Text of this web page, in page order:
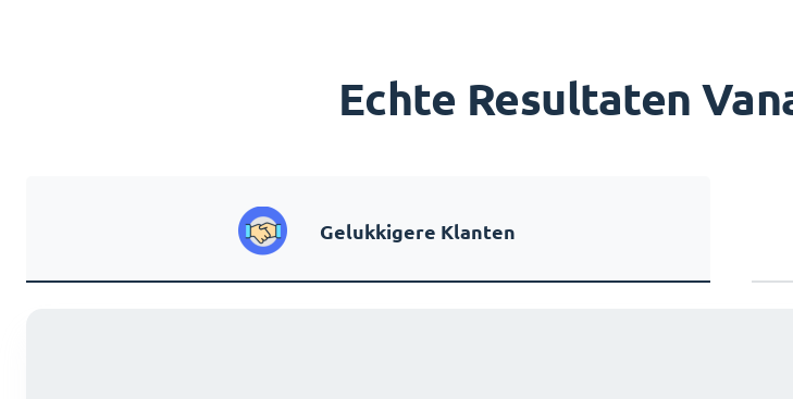
Echte Resultaten
Gelukkigere Klanten